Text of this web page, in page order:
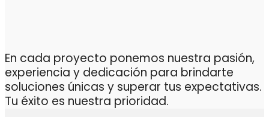
En cada proyecto ponemos nuestra pasión,
experiencia y dedicación para brindarte
soluciones únicas y superar tus expectativas.
Tu éxito es nuestra prioridad.